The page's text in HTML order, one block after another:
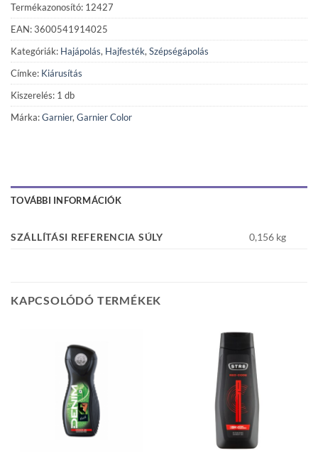
Termékazonosító: 12427
EAN: 3600541914025
Kategóriák: Hajápolás, Hajfesték, Szépségápolás
Címke: Kiárusítás
Kiszerelés: 1 db
Márka:Garnier, Garnier Color
TOVÁBBI INFORMÁCIÓK
SZÁLLÍTÁSI REFERENCIA SÚLY 0,156 kg
KAPCSOLÓDÓ TERMÉKEK